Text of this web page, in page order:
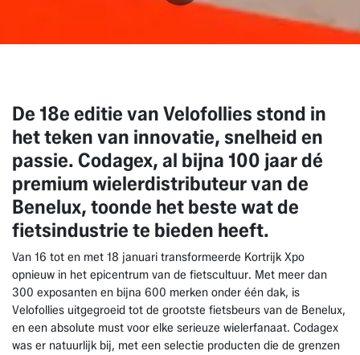
De 18e editie van Velofollies stond in
het teken van innovatie, snelheid en
passie. Codagex, al bijna 100 jaar dé
premium wielerdistributeur van de
Benelux, toonde het beste wat de
fietsindustrie te bieden heeft.
Van 16 tot en met 18 januari transformeerde Kortrijk Xpo
opnieuw in het epicentrum van de fietscultuur. Met meer dan
300 exposanten en bijna 600 merken onder één dak, is
Velofollies uitgegroeid tot de grootste fietsbeurs van de Benelux,
en een absolute must voor elke serieuze wielerfanaat. Codagex
was er natuurlijk bij, met een selectie producten die de grenzen